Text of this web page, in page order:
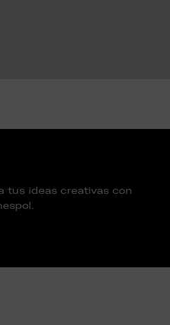
tus ideas creativas con